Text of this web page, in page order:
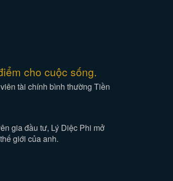
cho cuộc sống.
tài chính bình thường Tiền
gia đầu tư, Lý Diệc Phi mở
giới của anh.